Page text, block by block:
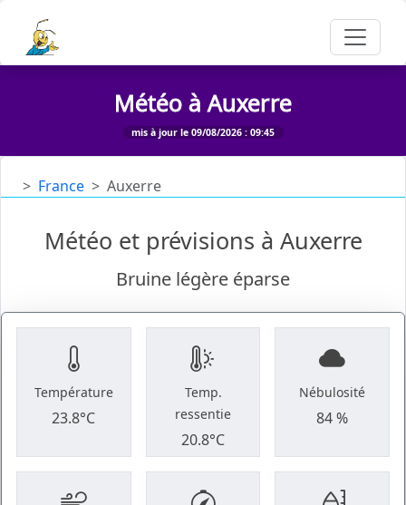
Météo à Auxerre
mis à jour le 09/08/2026 : 09:45
France Auxerre
Météo et prévisions à Auxerre
Bruine légère éparse
Température
23.8°C
Temp.
ressentie
20.8°C
Nébulosité
84 %